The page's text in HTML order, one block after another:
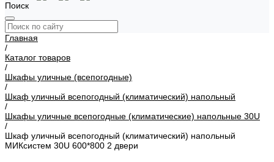
Поиск
Главная
/
Каталог товаров
/
Шкафы уличные (всепогодные)
/
Шкаф уличный всепогодный (климатический) напольный
/
Шкафы уличные всепогодные (климатические) напольные 30U
/
Шкаф уличный всепогодный (климатический) напольный
МИКсистем 30U 600*800 2 двери